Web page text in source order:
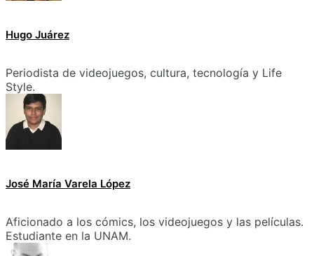
Hugo Juárez
Periodista de videojuegos, cultura, tecnología y Life
Style.
José María Varela López
Aficionado a los cómics, los videojuegos y las películas.
Estudiante en la UNAM.